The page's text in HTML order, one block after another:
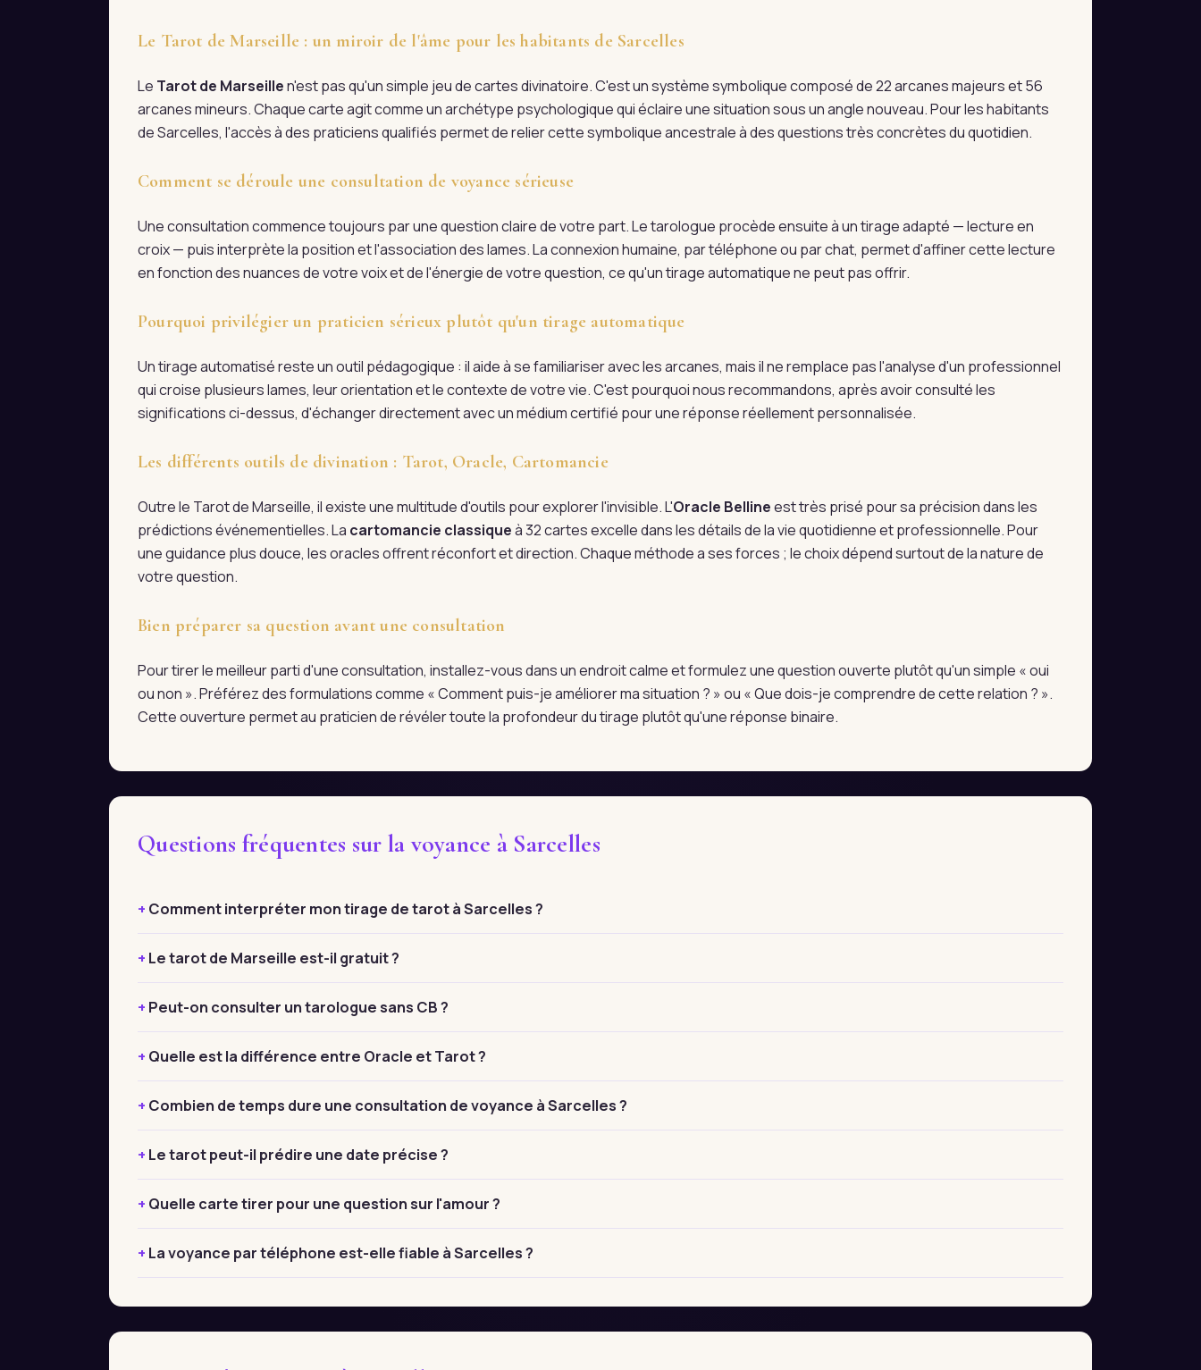
Le Tarot de Marseille : un miroir de l'âme pour les habitants de Sarcelles
Le Tarot de Marseillen'est pas qu'un simple jeu de cartes divinatoire. C'est un système symbolique composé de 22 arcanes majeurs et 56
arcanes mineurs. Chaque carte agit comme un archétype psychologique qui éclaire une situation sous un angle nouveau. Pour les habitants
de Sarcelles, l'accès à des praticiens qualifiés permet de relier cette symbolique ancestrale à des questions très concrètes du quotidien.
Comment se déroule une consultation de voyance sérieuse
Une consultation commence toujours par une question claire de votre part. Le tarologue procède ensuite à un tirage adapté — lecture en
croix — puis interprète la position et l'association des lames. La connexion humaine, par téléphone ou par chat, permet d'affiner cette lecture
en fonction des nuances de votre voix et de l'énergie de votre question, ce qu'un tirage automatique ne peut pas offrir.
Pourquoi privilégier un praticien sérieux plutôt qu'un tirage automatique
Un tirage automatisé reste un outil pédagogique : il aide à se familiariser avec les arcanes, mais il ne remplace pas l'analyse d'un professionnel
qui croise plusieurs lames, leur orientation et le contexte de votre vie. C'est pourquoi nous recommandons, après avoir consulté les
significations ci-dessus, d'échanger directement avec un médium certifié pour une réponse réellement personnalisée.
Les différents outils de divination : Tarot, Oracle, Cartomancie
Outre le Tarot de Marseille, il existe une multitude d'outils pour explorer l'invisible. L'Oracle Bellineest très prisé pour sa précision dans les
prédictions événementielles. La cartomancie classiqueà 32 cartes excelle dans les détails de la vie quotidienne et professionnelle. Pour
une guidance plus douce, les oracles offrent réconfort et direction. Chaque méthode a ses forces ; le choix dépend surtout de la nature de
votre question.
Bien préparer sa question avant une consultation
Pour tirer le meilleur parti d'une consultation, installez-vous dans un endroit calme et formulez une question ouverte plutôt qu'un simple « oui
ou non ». Préférez des formulations comme « Comment puis-je améliorer ma situation ? » ou « Que dois-je comprendre de cette relation ? ».
Cette ouverture permet au praticien de révéler toute la profondeur du tirage plutôt qu'une réponse binaire.
Questions fréquentes sur la voyance à Sarcelles
Comment interpréter mon tirage de tarot à Sarcelles ?
Le tarot de Marseille est-il gratuit ?
Peut-on consulter un tarologue sans CB ?
Quelle est la différence entre Oracle et Tarot ?
Combien de temps dure une consultation de voyance à Sarcelles ?
Le tarot peut-il prédire une date précise ?
Quelle carte tirer pour une question sur l'amour ?
La voyance par téléphone est-elle fiable à Sarcelles ?